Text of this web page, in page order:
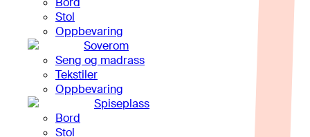
Stol
Oppbevaring
Soverom
Seng og madrass
Tekstiler
Oppbevaring
Spiseplass
Bord
Stol